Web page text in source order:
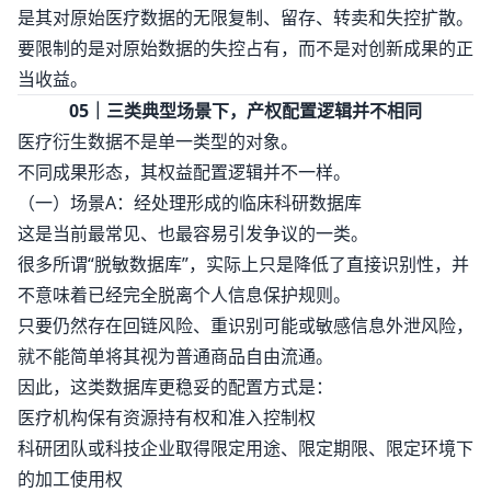
是其对原始医疗数据的无限复制、留存、转卖和失控扩散。
要限制的是对原始数据的失控占有，而不是对创新成果的正
当收益。
05｜三类典型场景下，产权配置逻辑并不相同
医疗衍生数据不是单一类型的对象。
不同成果形态，其权益配置逻辑并不一样。
（一）场景A：经处理形成的临床科研数据库
这是当前最常见、也最容易引发争议的一类。
很多所谓“脱敏数据库”，实际上只是降低了直接识别性，并
不意味着已经完全脱离个人信息保护规则。
只要仍然存在回链风险、重识别可能或敏感信息外泄风险，
就不能简单将其视为普通商品自由流通。
因此，这类数据库更稳妥的配置方式是：
医疗机构保有资源持有权和准入控制权
科研团队或科技企业取得限定用途、限定期限、限定环境下
的加工使用权